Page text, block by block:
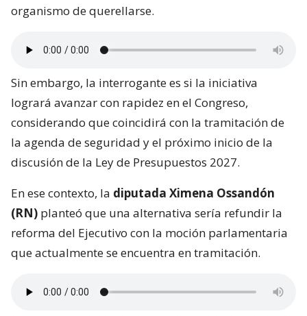
organismo de querellarse.
Sin embargo, la interrogante es si la iniciativa
logrará avanzar con rapidez en el Congreso,
considerando que coincidirá con la tramitación de
la agenda de seguridad y el próximo inicio de la
discusión de la Ley de Presupuestos 2027.
En ese contexto, la diputada Ximena Ossandón
(RN) planteó que una alternativa sería refundir la
reforma del Ejecutivo con la moción parlamentaria
que actualmente se encuentra en tramitación.